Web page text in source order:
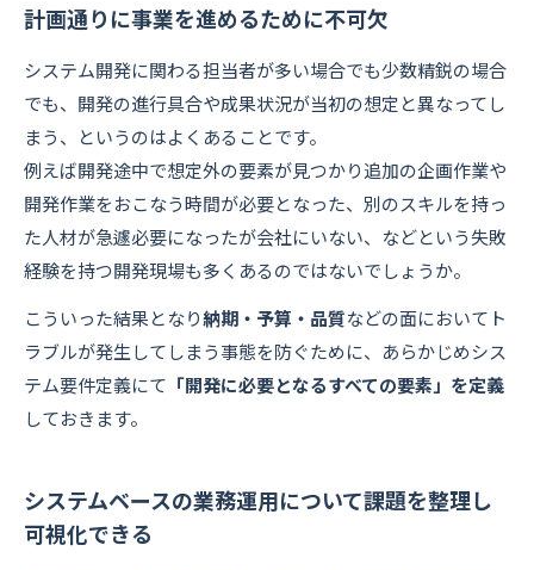
計画通りに事業を進めるために不可欠
システム開発に関わる担当者が多い場合でも少数精鋭の場合
でも、開発の進行具合や成果状況が当初の想定と異なってし
まう、というのはよくあることです。
例えば開発途中で想定外の要素が見つかり追加の企画作業や
開発作業をおこなう時間が必要となった、別のスキルを持っ
た人材が急遽必要になったが会社にいない、などという失敗
経験を持つ開発現場も多くあるのではないでしょうか。
こういった結果となり納期・予算・品質などの面においてト
ラブルが発生してしまう事態を防ぐために、あらかじめシス
テム要件定義にて 「開発に必要となるすべての要素」を定義
しておきます。
システムベースの業務運用について課題を整理し
可視化できる